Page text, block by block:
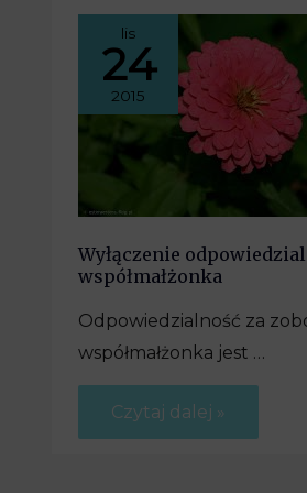
lis
24
2015
Wyłączenie
współmałżonka
Odpowiedzialność za
współmałżonka jest …
Czytaj dalej »